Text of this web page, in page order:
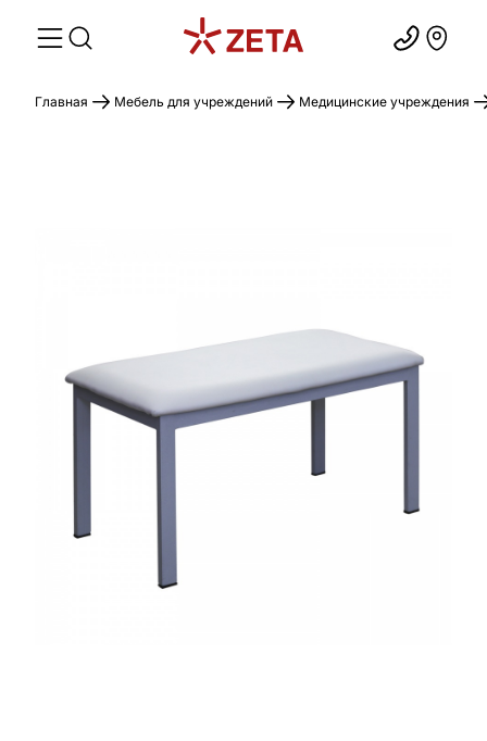
Главная Мебель для учреждений Медицинские учреждения